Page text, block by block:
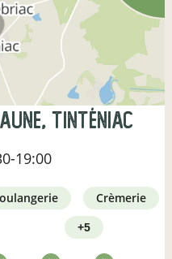
Tinténiac
19:00
boulangerie
crèmerie
+5